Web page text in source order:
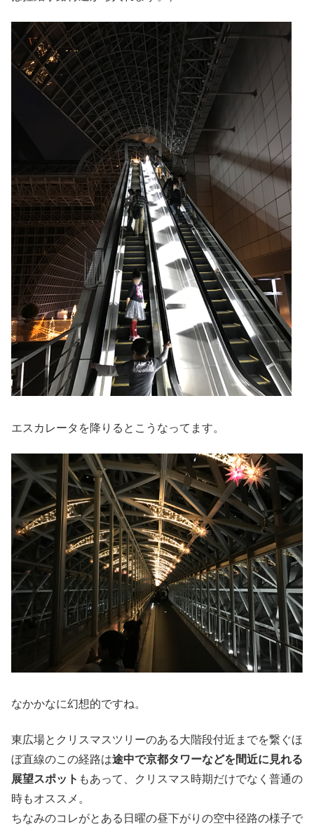
エスカレータを降りるとこうなってます。
なかかなに幻想的ですね。
東広場とクリスマスツリーのある大階段付近までを繋ぐほ
ぼ直線のこの経路は途中で京都タワーなどを間近に見れる
展望スポット もあって、クリスマス時期だけでなく普通の
時もオススメ。
ちなみのコレがとある日曜の昼下がりの空中径路の様子で